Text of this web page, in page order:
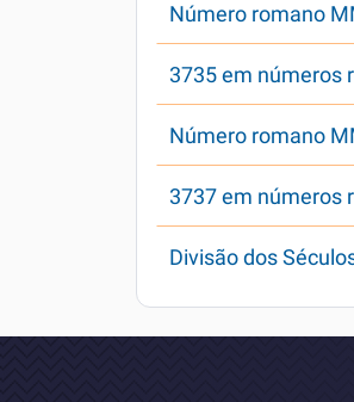
Número romano
3735 em números
Número romano
3737 em números
Divisão dos